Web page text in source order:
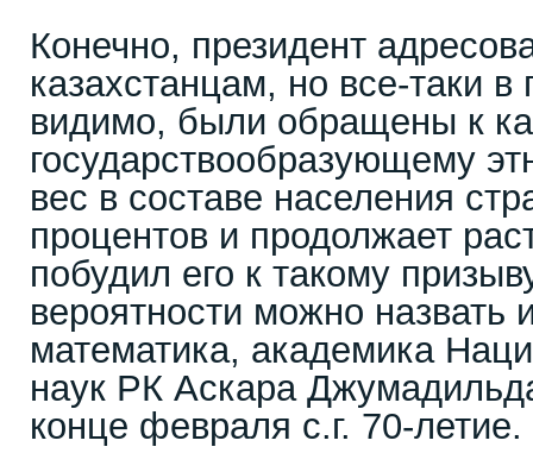
Конечно, президент
казахстанцам, но все-таки
видимо, были обращены к
государствообразующему
вес в составе населения
процентов и продолжает
побудил его к такому
вероятности можно назвать
математика, академика
наук РК Аскара
конце февраля с.г. 70-летие.